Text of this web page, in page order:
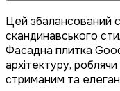
Цей збалансований
скандинавського
Фасадна плитка
архітектуру,
стриманим та